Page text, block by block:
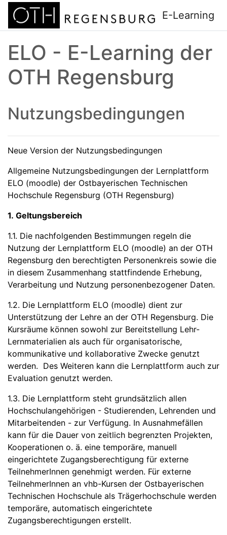
Zum Hauptinhalt
E-Learning
ELO - E-Learning der
OTH Regensburg
Nutzungsbedingungen
Neue Version der Nutzungsbedingungen
Allgemeine Nutzungsbedingungen der Lernplattform
ELO (moodle) der Ostbayerischen Technischen
Hochschule Regensburg (OTH Regensburg)
1. Geltungsbereich
1.1. Die nachfolgenden Bestimmungen regeln die
Nutzung der Lernplattform ELO (moodle) an der OTH
Regensburg den berechtigten Personenkreis sowie die
in diesem Zusammenhang stattfindende Erhebung,
Verarbeitung und Nutzung personenbezogener Daten.
1.2. Die Lernplattform ELO (moodle) dient zur
Unterstützung der Lehre an der OTH Regensburg. Die
Kursräume können sowohl zur Bereitstellung Lehr-
Lernmaterialien als auch für organisatorische,
kommunikative und kollaborative Zwecke genutzt
werden. Des Weiteren kann die Lernplattform auch zur
Evaluation genutzt werden.
1.3. Die Lernplattform steht grundsätzlich allen
Hochschulangehörigen - Studierenden, Lehrenden und
Mitarbeitenden - zur Verfügung. In Ausnahmefällen
kann für die Dauer von zeitlich begrenzten Projekten,
Kooperationen o. ä. eine temporäre, manuell
eingerichtete Zugangsberechtigung für externe
TeilnehmerInnen genehmigt werden. Für externe
TeilnehmerInnen an vhb-Kursen der Ostbayerischen
Technischen Hochschule als Trägerhochschule werden
temporäre, automatisch eingerichtete
Zugangsberechtigungen erstellt.